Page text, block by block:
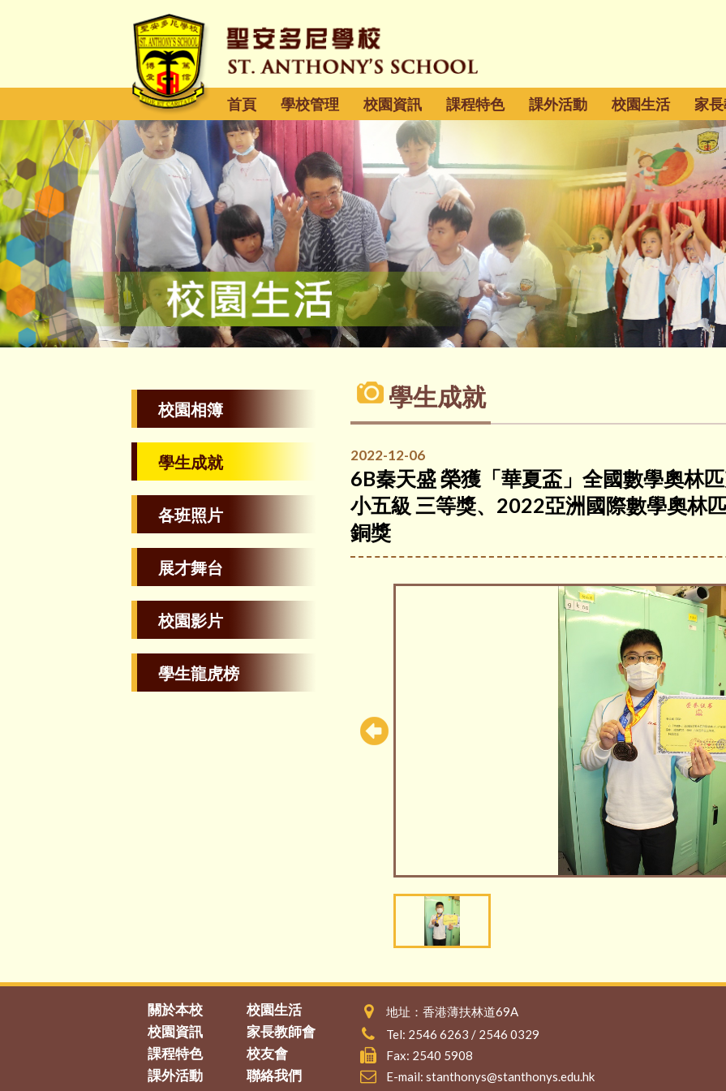
首頁 學校管理 校園資訊 課程特色 課外活動 校園生活 家
校園相簿
學生成就
各班照片
展才舞台
校園影片
學生龍虎榜
學生成就
2022-12-06
6B秦天盛 榮獲「華夏盃」全國數學奧林
小五級 三等獎、2022亞洲國際數學奧林
銅獎
關於本校
校園資訊
課程特色
課外活動
校園生活
家長教師會
校友會
聯絡我們
地址：香港薄扶林道69A
Tel: 2546 6263 / 2546 0329
Fax: 2540 5908
E-mail: stanthonys@stanthonys.edu.hk